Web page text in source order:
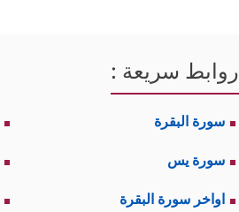
روابط سريعة :
سورة البقرة
سورة يس
اواخر سورة البقرة